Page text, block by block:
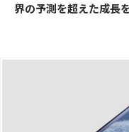
界の予測を超えた成長